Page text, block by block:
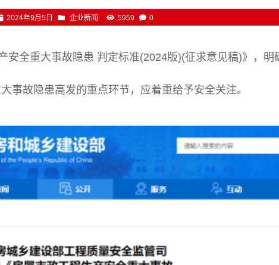
2024年9月5日 企业新闻 5959 0
安全重大事故隐患 判定标准(2024版)(征求意见稿)》，明
事故隐患高发的重点环节，应着重给予安全关注。